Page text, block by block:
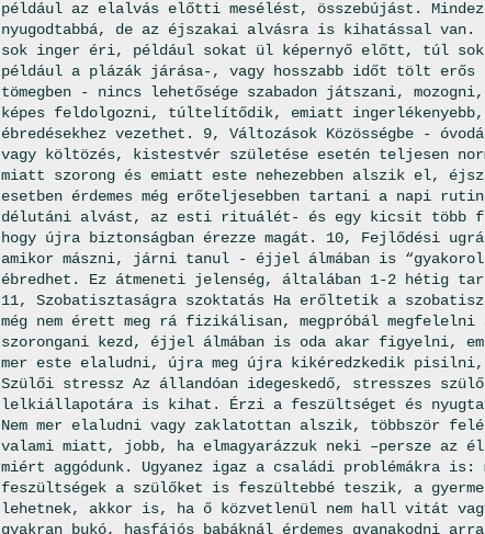
például az elalvás előtti mesélést, összebújást.
nyugodtabbá, de az éjszakai alvásra is kihatással
sok inger éri, például sokat ül képernyő előtt, túl
például a plázák járása-, vagy hosszabb időt tölt erős
tömegben - nincs lehetősége szabadon játszani,
képes feldolgozni, túltelítődik, emiatt ingerlékenyebb,
ébredésekhez vezethet. 9, Változások Közösségbe -
vagy költözés, kistestvér születése esetén teljesen
miatt szorong és emiatt este nehezebben alszik el,
esetben érdemes még erőteljesebben tartani a napi
délutáni alvást, az esti rituálét- és egy kicsit több
hogy újra biztonságban érezze magát. 10, Fejlődési
amikor mászni, járni tanul - éjjel álmában is
ébredhet. Ez átmeneti jelenség, általában 1-2 hétig
11, Szobatisztaságra szoktatás Ha erőltetik a
még nem érett meg rá fizikálisan, megpróbál megfelelni
szorongani kezd, éjjel álmában is oda akar figyelni,
mer este elaludni, újra meg újra kikéredzkedik
Szülői stressz Az állandóan idegeskedő, stresszes
lelkiállapotára is kihat. Érzi a feszültséget és
Nem mer elaludni vagy zaklatottan alszik, többször
valami miatt, jobb, ha elmagyarázzuk neki –persze az
miért aggódunk. Ugyanez igaz a családi problémákra is:
feszültségek a szülőket is feszültebbé teszik, a
lehetnek, akkor is, ha ő közvetlenül nem hall vitát
gyakran bukó, hasfájós babáknál érdemes gyanakodni